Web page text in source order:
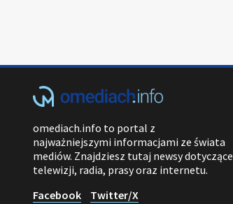
omediach.info to portal z
najważniejszymi informacjami ze świata
mediów. Znajdziesz tutaj newsy dotyczące
telewizji, radia, prasy oraz internetu.
Facebook
Twitter/X